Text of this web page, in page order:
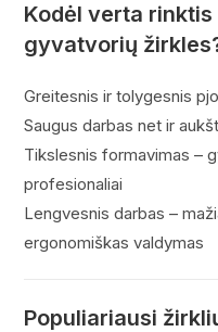
Kodėl verta
gyvatvorių
Greitesnis ir tolygesnis
Saugus darbas net ir
Tikslesnis formavimas –
profesionaliai
Lengvesnis darbas –
ergonomiškas valdymas
Populiariausi